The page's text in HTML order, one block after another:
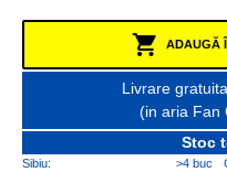
ADAUGĂ
Livrare
(in aria Fan
Stoc
Sibiu: >4 buc